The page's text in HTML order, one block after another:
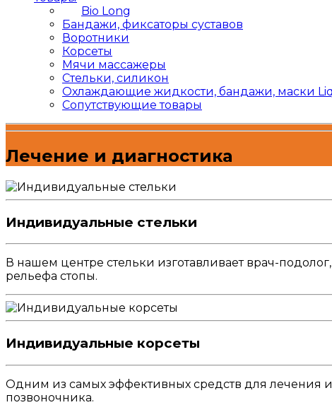
Bio Long
Бандажи, фиксаторы суставов
Воротники
Корсеты
Мячи массажеры
Стельки, силикон
Охлаждающие жидкости, бандажи, маски
Сопутствующие товары
Лечение и диагностика
Индивидуальные стельки
В нашем центре стельки изготавливает врач-
рельефа стопы.
Индивидуальные корсеты
Одним из самых эффективных средств для лечения
позвоночника.